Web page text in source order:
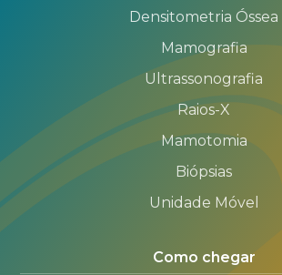
Densitometria Óssea
Mamografia
Ultrassonografia
Raios-X
Mamotomia
Biópsias
Unidade Móvel
Como chegar